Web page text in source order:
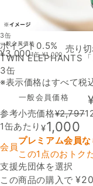
3缶
ポイント0.5%
TWIN ELEPHANTS「
3缶
※表示価格はすべて税
一般会員価格
参考小売価格¥2,797
1缶あたり ¥1,000
会員
プレミアム会員
この1点のおトク
支援先団体を選択
この商品の購入で¥20
支援先団体
一般会員価格
¥3,0001缶¥1,000
売り